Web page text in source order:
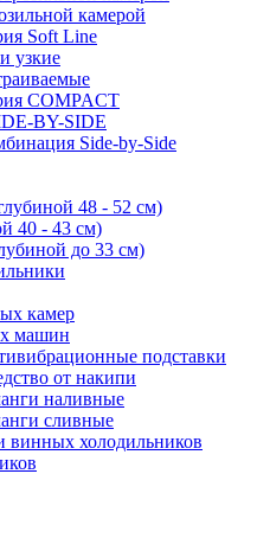
камерой
Soft Line
узкие
СOMPACT
BY-SIDE
Side-by-Side
48 - 52 см)
40 - 43 см)
до 33 см)
камер
машин
подставки
от накипи
наливные
сливные
винных холодильников